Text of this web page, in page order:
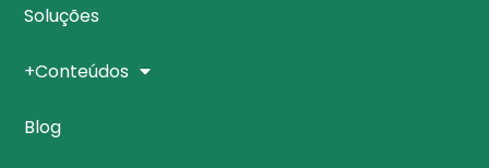
Soluções
+Conteúdos
Blog